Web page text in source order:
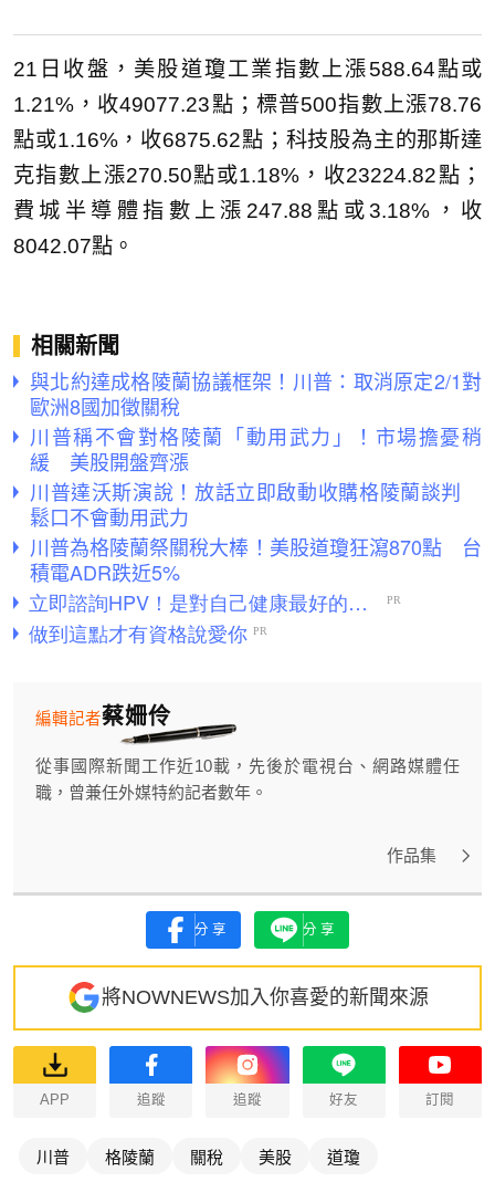
21日收盤，美股道瓊工業指數上漲588.64點或
1.21%，收49077.23點；標普500指數上漲78.76
點或1.16%，收6875.62點；科技股為主的那斯達
克指數上漲270.50點或1.18%，收23224.82點；
費城半導體指數上漲247.88點或3.18%，收
8042.07點。
相關新聞
與北約達成格陵蘭協議框架！川普：取消原定2/1對
歐洲8國加徵關稅
川普稱不會對格陵蘭「動用武力」！市場擔憂稍
緩 美股開盤齊漲
川普達沃斯演說！放話立即啟動收購格陵蘭談判
鬆口不會動用武力
川普為格陵蘭祭關稅大棒！美股道瓊狂瀉870點 台
積電ADR跌近5%
蔡姍伶
編輯記者
從事國際新聞工作近10載，先後於電視台、網路媒體任
職，曾兼任外媒特約記者數年。
作品集
分享 分享
將NOWNEWS加入你喜愛的新聞來源
APP 追蹤 追蹤 好友 訂閱
川普 格陵蘭 關稅 美股 道瓊